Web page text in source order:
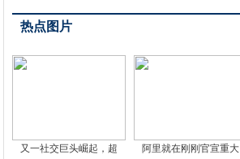
热点图片
又一社交巨头崛起，超 阿里就在刚刚官宣重大